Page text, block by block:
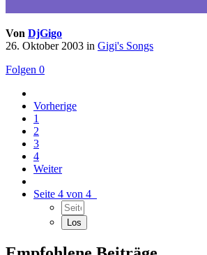
Von DjGigo
26. Oktober 2003 in Gigi's Songs
Folgen 0
Vorherige
1
2
3
4
Weiter
Seite 4 von 4